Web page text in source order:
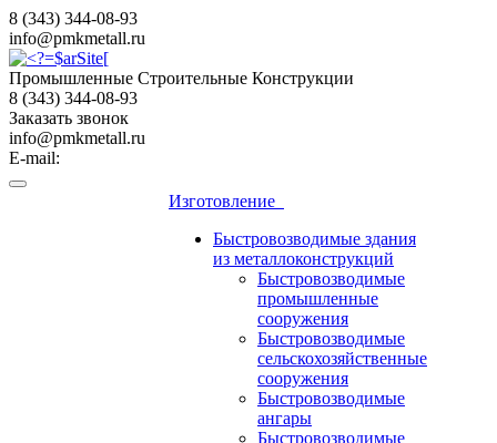
8 (343) 344-08-93
info@pmkmetall.ru
Промышленные Строительные Конструкции
8 (343) 344-08-93
Заказать звонок
info@pmkmetall.ru
E-mail:
Изготовление
Быстровозводимые здания
из металлоконструкций
Быстровозводимые
промышленные
сооружения
Быстровозводимые
сельскохозяйственные
сооружения
Быстровозводимые
ангары
Быстровозводимые